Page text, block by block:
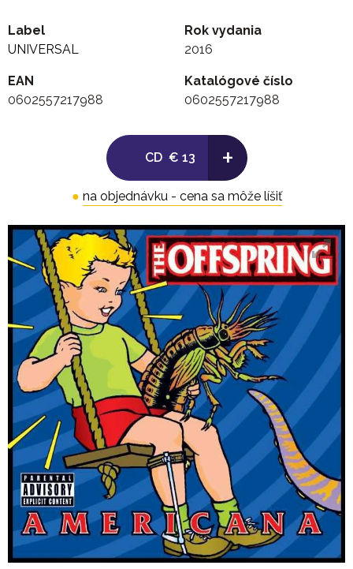
6. Feelings 2:49
7. She's Got Issues 3:47
9. The End Of The Line 2:58
10. No Brakes 2:03
11. Why Don't You Get A Job? 2:51
12. Americana 3:13
13. Pay The Man 9:16
14. Pretty Fly (Reprise) 1:03
Label
UNIVERSAL
Rok vydania
2016
EAN
0602557217988
Katalógové číslo
0602557217988
CD € 13 +
● na objednávku - cena sa môže líšiť